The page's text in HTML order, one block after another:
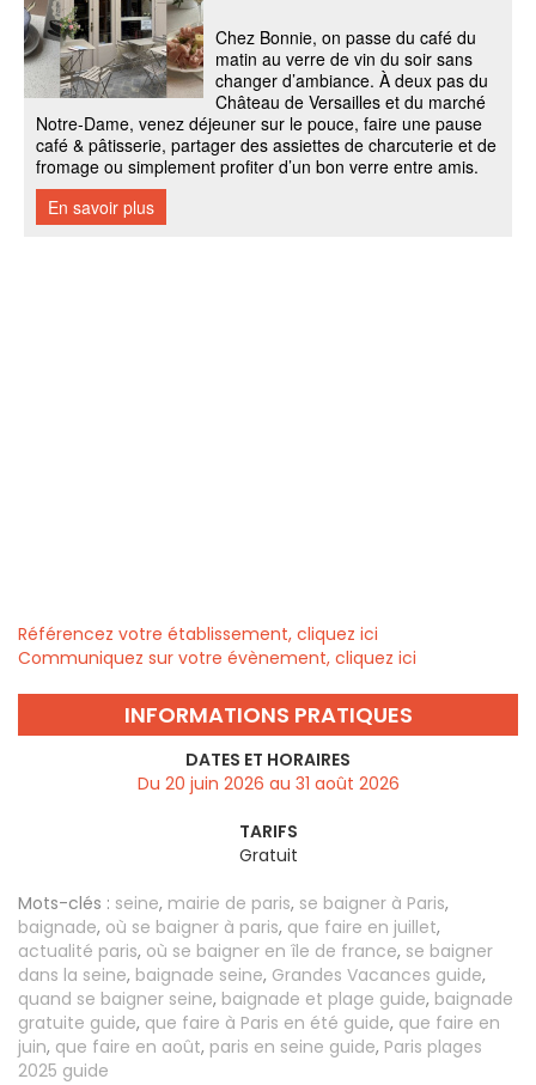
Référencez votre établissement, cliquez ici
Communiquez sur votre évènement, cliquez ici
INFORMATIONS PRATIQUES
DATES ET HORAIRES
Du 20 juin 2026 au 31 août 2026
TARIFS
Gratuit
Mots-clés : seine, mairie de paris, se baigner à Paris,
baignade, où se baigner à paris, que faire en juillet,
actualité paris, où se baigner en île de france, se baigner
dans la seine, baignade seine, Grandes Vacances guide,
quand se baigner seine, baignade et plage guide, baignade
gratuite guide, que faire à Paris en été guide, que faire en
juin, que faire en août, paris en seine guide, Paris plages
2025 guide